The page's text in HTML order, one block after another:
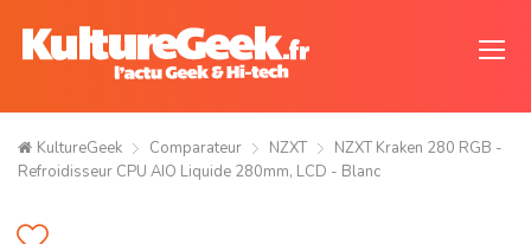
KultureGeek Comparateur NZXT
NZXT Kraken 280 RGB -
Refroidisseur CPU AIO Liquide 280mm, LCD - Blanc